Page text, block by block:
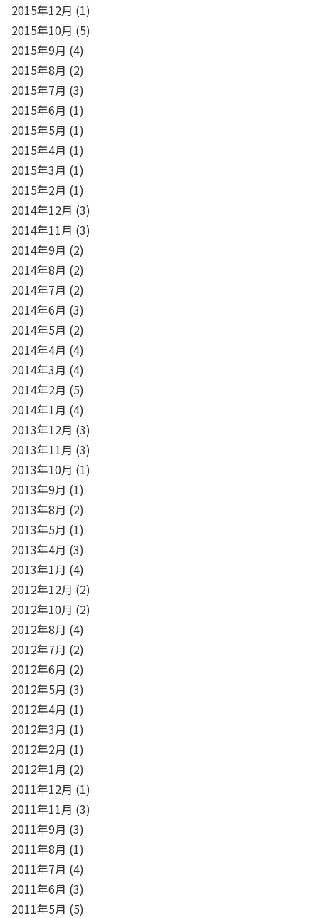
2015年12月 (1)
2015年10月 (5)
2015年9月 (4)
2015年8月 (2)
2015年7月 (3)
2015年6月 (1)
2015年5月 (1)
2015年4月 (1)
2015年3月 (1)
2015年2月 (1)
2014年12月 (3)
2014年11月 (3)
2014年9月 (2)
2014年8月 (2)
2014年7月 (2)
2014年6月 (3)
2014年5月 (2)
2014年4月 (4)
2014年3月 (4)
2014年2月 (5)
2014年1月 (4)
2013年12月 (3)
2013年11月 (3)
2013年10月 (1)
2013年9月 (1)
2013年8月 (2)
2013年5月 (1)
2013年4月 (3)
2013年1月 (4)
2012年12月 (2)
2012年10月 (2)
2012年8月 (4)
2012年7月 (2)
2012年6月 (2)
2012年5月 (3)
2012年4月 (1)
2012年3月 (1)
2012年2月 (1)
2012年1月 (2)
2011年12月 (1)
2011年11月 (3)
2011年9月 (3)
2011年8月 (1)
2011年7月 (4)
2011年6月 (3)
2011年5月 (5)